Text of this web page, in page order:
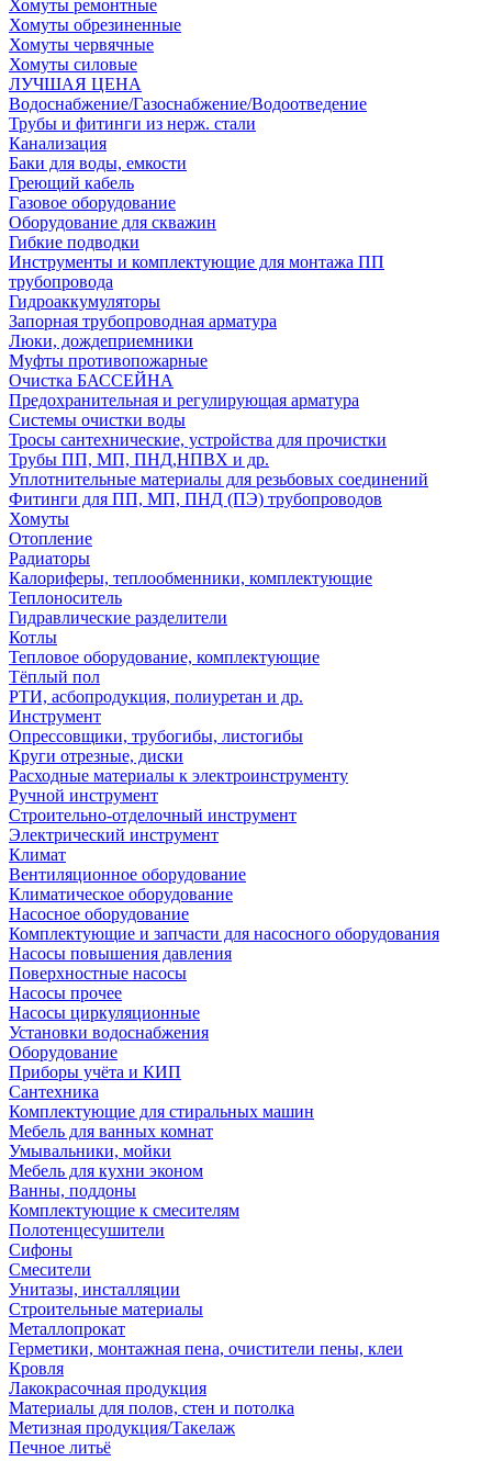
Хомуты ремонтные
Хомуты обрезиненные
Хомуты червячные
Хомуты силовые
ЛУЧШАЯ ЦЕНА
Водоснабжение/Газоснабжение/Водоотведение
Трубы и фитинги из нерж. стали
Канализация
Баки для воды, емкости
Греющий кабель
Газовое оборудование
Оборудование для скважин
Гибкие подводки
Инструменты и комплектующие для монтажа ПП
трубопровода
Гидроаккумуляторы
Запорная трубопроводная арматура
Люки, дождеприемники
Муфты противопожарные
Очистка БАССЕЙНА
Предохранительная и регулирующая арматура
Системы очистки воды
Тросы сантехнические, устройства для прочистки
Трубы ПП, МП, ПНД,НПВХ и др.
Уплотнительные материалы для резьбовых соединений
Фитинги для ПП, МП, ПНД (ПЭ) трубопроводов
Хомуты
Отопление
Радиаторы
Калориферы, теплообменники, комплектующие
Теплоноситель
Гидравлические разделители
Котлы
Тепловое оборудование, комплектующие
Тёплый пол
РТИ, асбопродукция, полиуретан и др.
Инструмент
Опрессовщики, трубогибы, листогибы
Круги отрезные, диски
Расходные материалы к электроинструменту
Ручной инструмент
Строительно-отделочный инструмент
Электрический инструмент
Климат
Вентиляционное оборудование
Климатическое оборудование
Насосное оборудование
Комплектующие и запчасти для насосного оборудования
Насосы повышения давления
Поверхностные насосы
Насосы прочее
Насосы циркуляционные
Установки водоснабжения
Оборудование
Приборы учёта и КИП
Сантехника
Комплектующие для стиральных машин
Мебель для ванных комнат
Умывальники, мойки
Мебель для кухни эконом
Ванны, поддоны
Комплектующие к смесителям
Полотенцесушители
Сифоны
Смесители
Унитазы, инсталляции
Строительные материалы
Металлопрокат
Герметики, монтажная пена, очистители пены, клеи
Кровля
Лакокрасочная продукция
Материалы для полов, стен и потолка
Метизная продукция/Такелаж
Печное литьё